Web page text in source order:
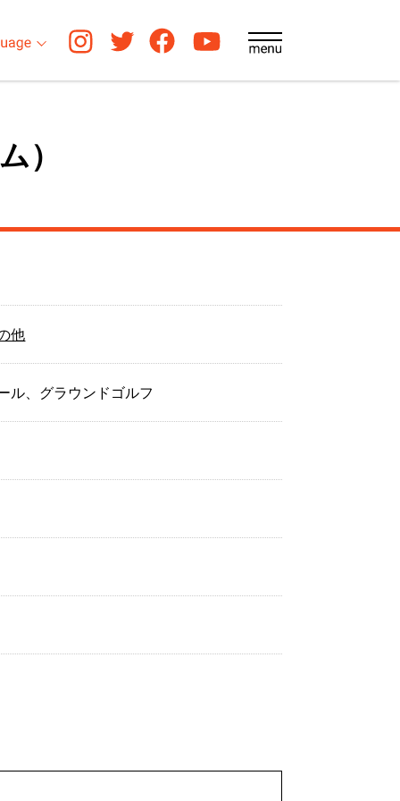
）
他
ル、グラウンドゴルフ